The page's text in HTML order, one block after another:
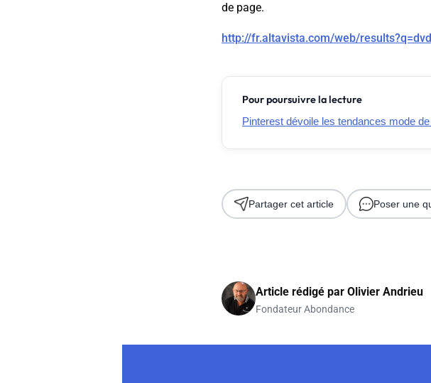
de page.
http://fr.altavista.com/web/
Pour poursuivre la lecture
Pinterest dévoile les tendances mode
Partager cet article Poser une
Article rédigé par Olivier Andrieu
Fondateur Abondance